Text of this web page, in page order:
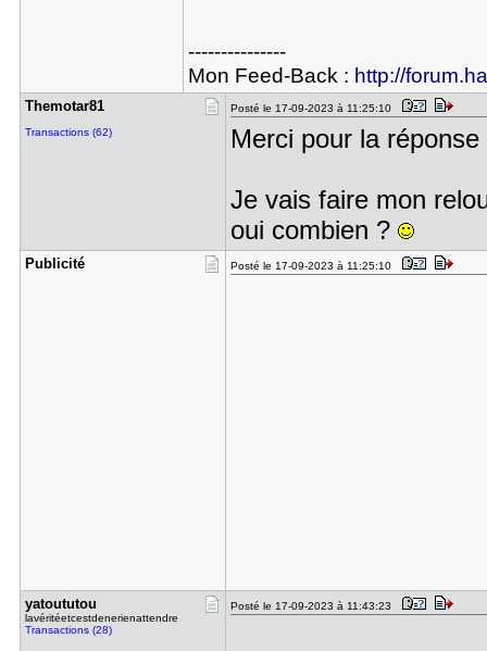
---------------
Mon Feed-Back : http://
Themotar81
Transactions (62)
Posté le 17-09-2023 à 11:25:10
Merci pour la
Je vais faire mon
oui combien ?
Publicité Posté le 17-09-2023 à 11:25:10
yatoututou
lavéritéetcestdenerienattendre
Transactions (28)
Posté le 17-09-2023 à 11:43:23